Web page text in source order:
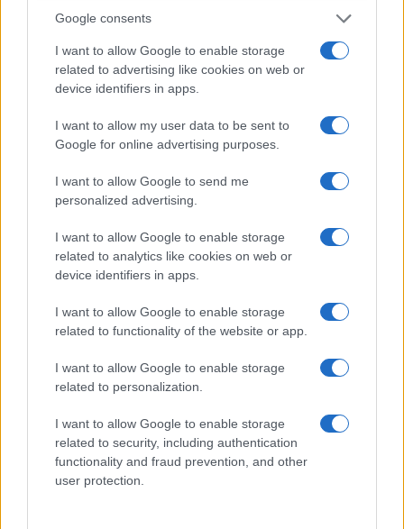
Google consents
I want to allow Google to enable storage
related to advertising like cookies on web or
device identifiers in apps.
I want to allow my user data to be sent to
Google for online advertising purposes.
I want to allow Google to send me
personalized advertising.
I want to allow Google to enable storage
related to analytics like cookies on web or
device identifiers in apps.
I want to allow Google to enable storage
related to functionality of the website or app.
I want to allow Google to enable storage
related to personalization.
I want to allow Google to enable storage
related to security, including authentication
functionality and fraud prevention, and other
user protection.
Sangue, musica e solidarietà con Avis Olbia al
Meteo Olbia 9 agosto, temperature in calo
Salmo finisce in ospedale a Catania, ma il tour
va avanti: “Sicilia, ci sono”
NECROLOGIE
Mario Malu